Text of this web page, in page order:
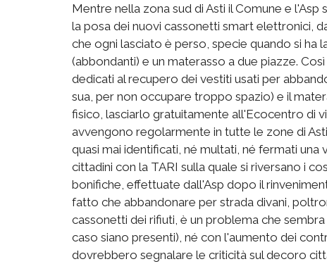
Mentre nella zona sud di Asti il Comune e
la posa dei nuovi cassonetti smart elettronici,
che ogni lasciato è perso, specie quando si ha
(abbondanti) e un materasso a due piazze.
dedicati al recupero dei vestiti usati per
sua, per non occupare troppo spazio) e il
fisico, lasciarlo gratuitamente all'Ecocentro di
avvengono regolarmente in tutte le zone di
quasi mai identificati, né multati, né fermati
cittadini con la TARI sulla quale si riversano i
bonifiche, effettuate dall'Asp dopo il
fatto che abbandonare per strada divani,
cassonetti dei rifiuti, è un problema che
caso siano presenti), né con l'aumento dei
dovrebbero segnalare le criticità sul decoro